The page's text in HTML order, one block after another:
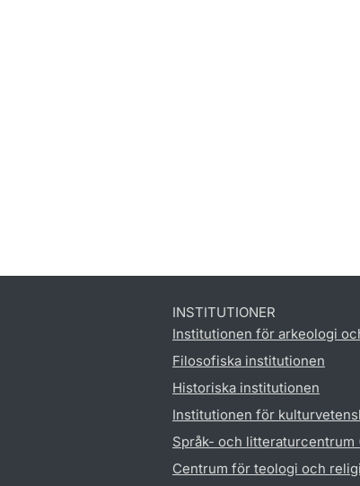
INSTITUTIONER
Institutionen för arkeologi
Filosofiska institutionen
Historiska institutionen
Institutionen för
Språk- och litteraturcentrum
Centrum för teologi och